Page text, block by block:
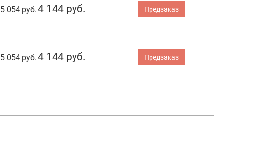
5 054 руб.4 144 руб. Предзаказ
5 054 руб.4 144 руб. Предзаказ